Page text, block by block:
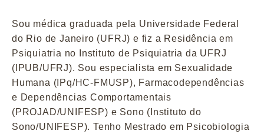
Sou médica graduada pela Universidade Federal
do Rio de Janeiro (UFRJ) e fiz a Residência em
Psiquiatria no Instituto de Psiquiatria da UFRJ
(IPUB/UFRJ). Sou especialista em Sexualidade
Humana (IPq/HC-FMUSP), Farmacodependências
e Dependências Comportamentais
(PROJAD/UNIFESP) e Sono (Instituto do
Sono/UNIFESP). Tenho Mestrado em Psicobiologia